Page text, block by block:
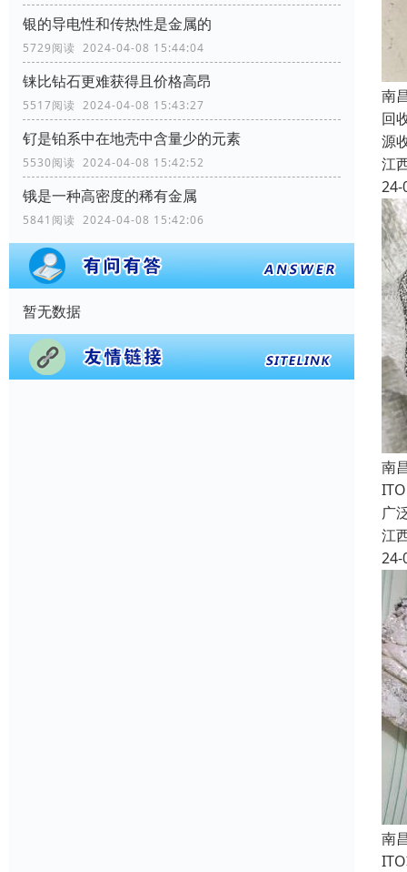
银的导电性和传热性是金属的
5729阅读 2024-04-08 15:44:04
铼比钻石更难获得且价格高昂
5517阅读 2024-04-08 15:43:27
钌是铂系中在地壳中含量少的元素
5530阅读 2024-04-08 15:42:52
锇是一种高密度的稀有金属
5841阅读 2024-04-08 15:42:06
暂无数据
南
回
源
江
24-
南
广
江
24-
南